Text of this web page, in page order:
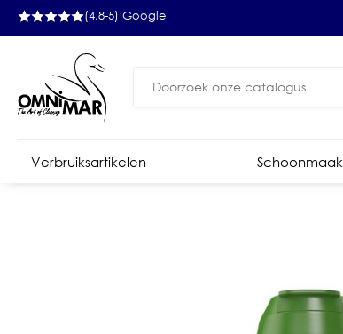
(4,8-5) Google
Zoeken
Verbruiksartikelen Schoonmaak